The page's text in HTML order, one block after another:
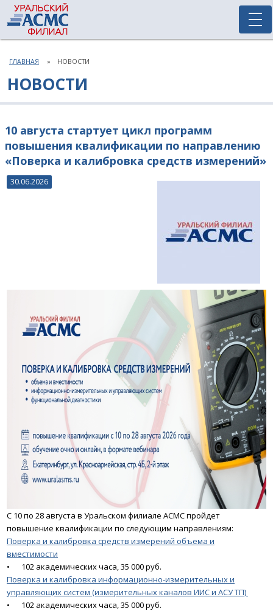
ГЛАВНАЯ НОВОСТИ
НОВОСТИ
10 августа стартует цикл программ
повышения квалификации по направлению
«Поверка и калибровка средств измерений»
30.06.2026
С 10 по 28 августа в Уральском филиале АСМС пройдет
повышение квалификации по следующим направлениям:
Поверка и калибровка средств измерений объема и
вместимости
•
102 академических часа, 35 000 руб.
Поверка и калибровка информационно-измерительных и
управляющих систем (измерительных каналов ИИС и АСУ ТП)
•
102 академических часа, 35 000 руб.